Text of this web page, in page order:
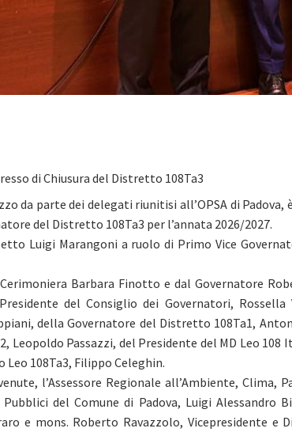
di Chiusura del Distretto 108Ta3
da parte dei delegati riunitisi all’OPSA di Padova,
del Distretto 108Ta3 per l’annata 2026/2027.
Luigi Marangoni a ruolo di Primo Vice
Barbara Finotto e dal Governatore
del Consiglio dei Governatori, Rossella
della Governatore del Distretto 108Ta1,
Leopoldo Passazzi, del Presidente del MD Leo 108
108Ta3, Filippo Celeghin.
l’Assessore Regionale all’Ambiente, Clima,
Pubblici del Comune di Padova, Luigi Alessandro
e mons. Roberto Ravazzolo, Vicepresidente e